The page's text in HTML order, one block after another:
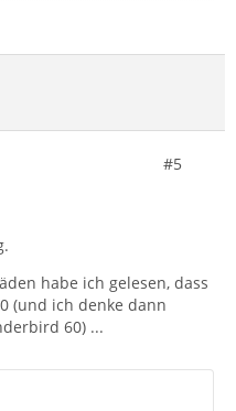
#5
habe ich gelesen, dass
(und ich denke dann
60) ...